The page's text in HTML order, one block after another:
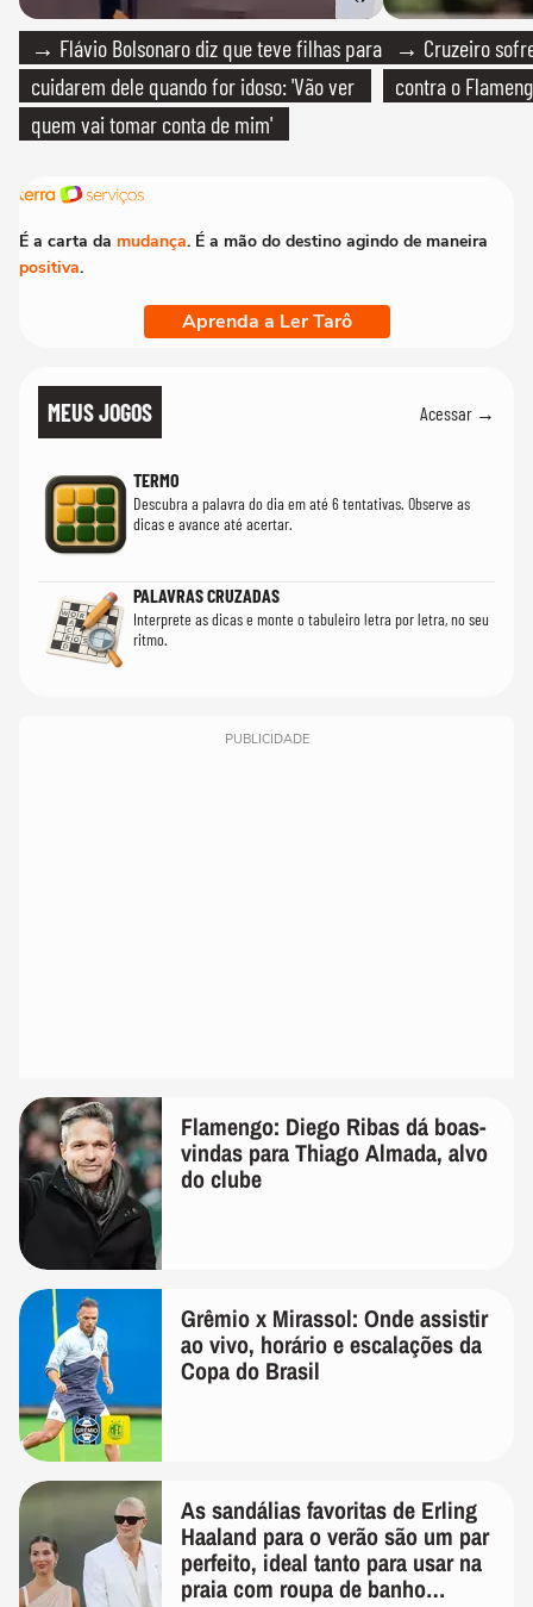
→ Flávio Bolsonaro diz que teve filhas para
cuidarem dele quando for idoso: 'Vão ver
quem vai tomar conta de mim'
→ Cruzeiro
contra o
É a carta da mudança. É a mão do destino agindo de maneira
positiva.
Aprenda a Ler Tarô
MEUS JOGOS Acessar →
TERMO
Descubra a palavra do dia em até 6 tentativas. Observe as
dicas e avance até acertar.
PALAVRAS CRUZADAS
Interprete as dicas e monte o tabuleiro letra por letra, no seu
ritmo.
PUBLICIDADE
Flamengo: Diego Ribas dá boas-
vindas para Thiago Almada, alvo
do clube
Grêmio x Mirassol: Onde assistir
ao vivo, horário e escalações da
Copa do Brasil
As sandálias favoritas de Erling
Haaland para o verão são um par
perfeito, ideal tanto para usar na
praia com roupa de banho